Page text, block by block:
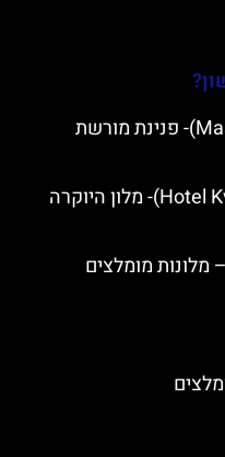
מסקוביצה האן (Maskovica Han)- פנינת מורשת
מלון קוורנר באופטייה (Hotel Kvarner)- מלון היוקרה